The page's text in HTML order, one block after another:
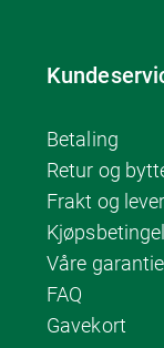
Betaling
Retur og
Frakt og
Våre
FAQ
Gavekort